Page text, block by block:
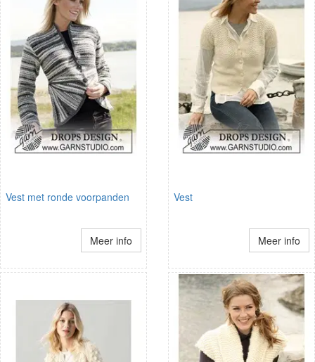
Vest met ronde voorpanden
Meer info
Vest
Meer info